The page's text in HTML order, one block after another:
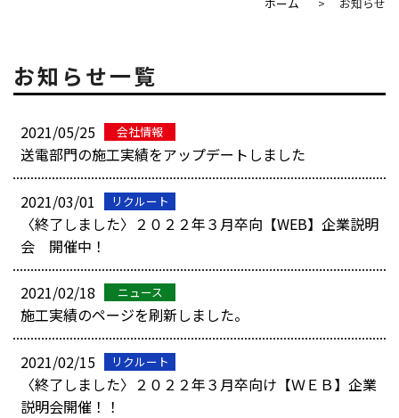
お知らせ一覧
2021/05/25 会社情報
送電部門の施工実績をアップデートしました
2021/03/01 リクルート
〈終了しました〉２０２２年３月卒向【WEB】企業説明
会 開催中！
2021/02/18 ニュース
施工実績のページを刷新しました。
2021/02/15 リクルート
〈終了しました〉２０２２年３月卒向け【ＷＥＢ】企業
説明会開催！！